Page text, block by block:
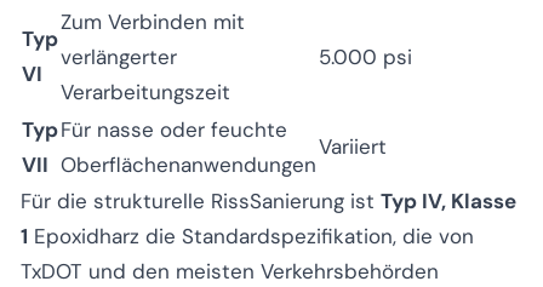
Typ
VI
Zum Verbinden mit
verlängerter
Verarbeitungszeit
5.000 psi
Typ
VII
Für nasse oder feuchte
Oberflächenanwendungen
Variiert
Für die strukturelle RissSanierung ist Typ IV, Klasse
1 Epoxidharz die Standardspezifikation, die von
TxDOT und den meisten Verkehrsbehörden